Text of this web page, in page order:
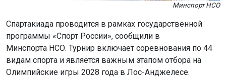
Минспорт НСО
Спартакиада проводится в рамках государственной
программы «Спорт России», сообщили в
Минспорта НСО. Турнир включает соревнования по 44
видам спорта и является важным этапом отбора на
Олимпийские игры 2028 года в Лос-Анджелесе.